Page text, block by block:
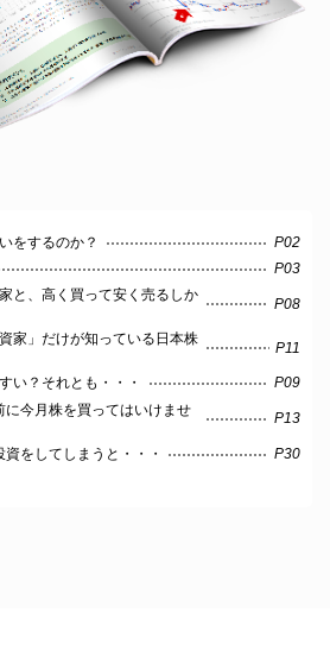
をするのか？
P02
P03
と、高く買って安く売るしか
P08
家」だけが知っている日本株
P11
い？それとも・・・
P09
に今月株を買ってはいけませ
P13
をしてしまうと・・・ P30